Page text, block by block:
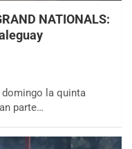
NATIONALS:
la quinta
parte…